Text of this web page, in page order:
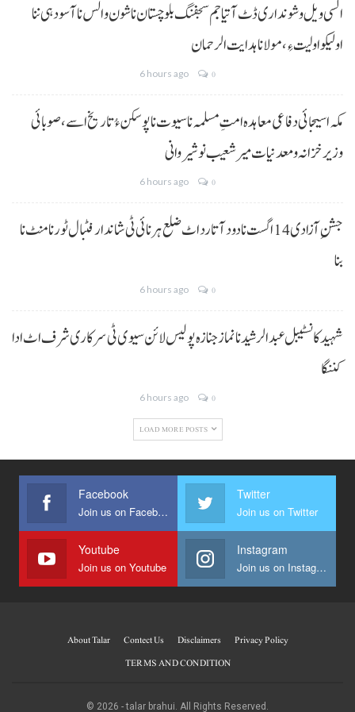
السی ویل و شونداری ڈٹ آتیا جم سجفنگ بلوچستان نا شون و الس نا آسودہی ننا
اولیکو اولیت ءِ،مولانا ہدایت الرحمان
6 hours ago 0
مکہ اسیجائی دفاعی معاہدہ امتِ مسلمہ نا سیوت نا پوسکن ءُ تاریخ اسے، صوبائی
وزیر خزانہ و معدنیات میر شعیب نوشیروانی
6 hours ago 0
جشنِ آزادی 14 اگست نا دود آتا رد اٹ ضلع ہرنائی ٹی شاندار فٹبال ٹورنامنٹ نا
بنا
6 hours ago 0
شہید کانسٹیبل عبدالرشید نا نماز جنازہ پولیس لائن سیوی ٹی سرکاری شرف اٹ ادا
کننگا
6 hours ago 0
LOAD MORE POSTS
Facebook
Join us on Facebook
Twitter
Join us on Twitter
Youtube
Join us on Youtube
Instagram
Join us on Instagram
About Talar Contect Us Disclaimers
Privacy Policy
TERMS AND CONDITION
© 2026 - talar brahui. All Rights Reserved.